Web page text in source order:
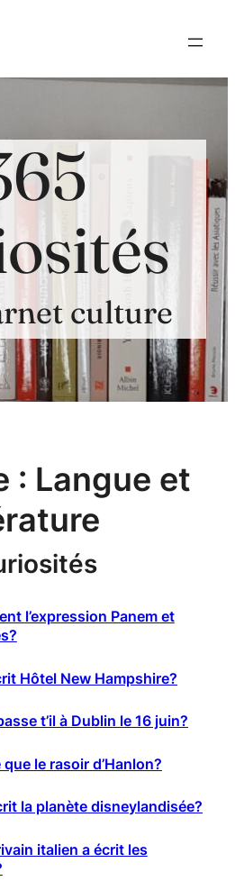
culture
: Langue et
l’expression Panem et
Hôtel New Hampshire?
t’il à Dublin le 16 juin?
que le rasoir d’Hanlon?
la planète disneylandisée?
italien a écrit les